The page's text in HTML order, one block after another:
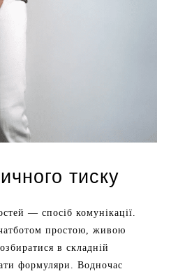
тиску
— спосіб комунікації.
простою, живою
в складній
формуляри. Водночас